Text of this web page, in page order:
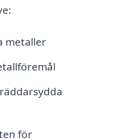
metaller
för